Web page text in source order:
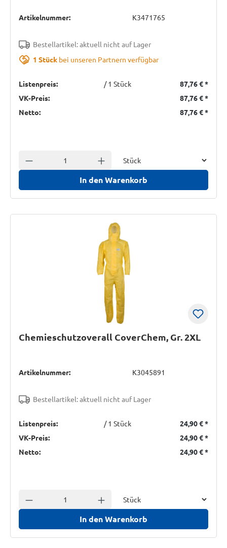
Artikelnummer: K3471765
Bestellartikel: aktuell nicht auf Lager
1 Stück bei unseren Partnern verfügbar
Listenpreis: / 1 Stück 87,76 €*
VK-Preis:
87,76 €*
Netto:
87,76 €*
Anzahl verringern Anzahl erhöhen
In den Warenkorb
Chemieschutzoverall CoverChem, Gr. 2XL
Artikelnummer: K3045891
Bestellartikel: aktuell nicht auf Lager
Listenpreis: / 1 Stück 24,90 €*
VK-Preis:
24,90 €*
Netto:
24,90 €*
Anzahl verringern Anzahl erhöhen
In den Warenkorb